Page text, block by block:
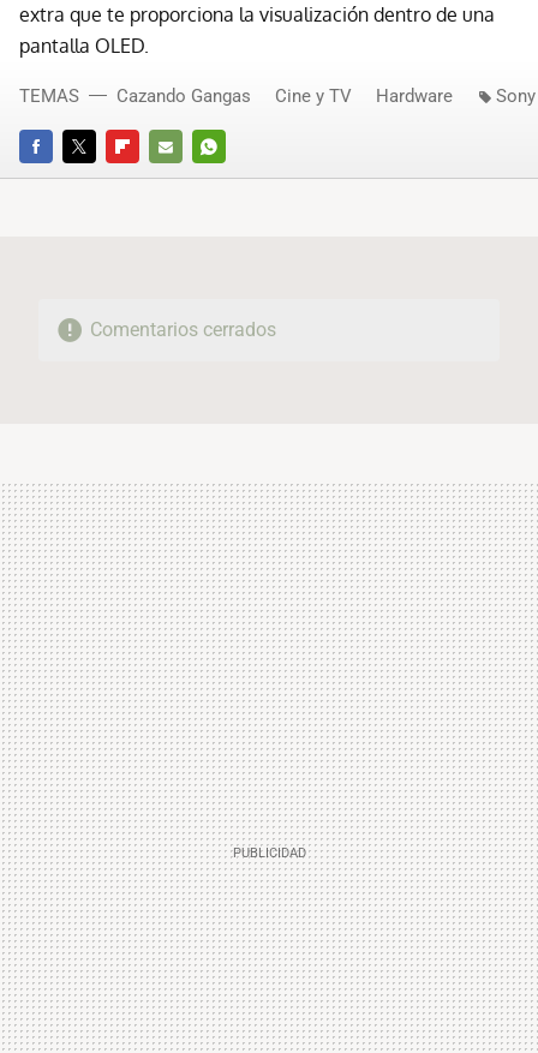
extra que te proporciona la visualización dentro de una
pantalla OLED.
FACEBOOKTWITTERFLIPBOARD
E-
WHATSAPP
TEMAS Cazando Gangas Cine y TV Hardware Sony
Comentarios cerrados